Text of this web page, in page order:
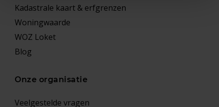
Kadastrale kaart & erfgrenzen
Woningwaarde
WOZ Loket
Blog
Onze organisatie
Veelgestelde vragen